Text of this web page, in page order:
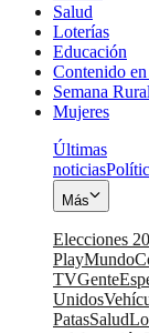
Salud
Loterías
Educación
Contenido
Semana Rural
Mujeres
Últimas
noticias
Más
Elecciones
PlayMundo
TVGente
Unidos
PatasSalud